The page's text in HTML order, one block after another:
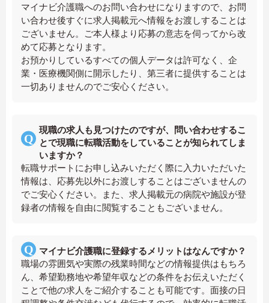
マイナビ介護職へのお問い合わせになりますので、お問
い合わせ後すぐに求人掲載元へ情報をお渡しすることは
ございません。ご本人様より応募の意志を伺ってから改
めて応募となります。
お預かりしているすべての個人データは許可なく、企
業・医療機関側に開示したり、第三者に提供することは
一切ありませんのでご安心ください。
現職の求人も見つけたのですが、問い合わせするこ
とで現職に転職活動をしていることが知られてしま
いますか？
転職サポートにお申し込みいただく際に入力いただいた
情報は、応募先以外にお渡しすることはございませんの
でご安心ください。また、求人掲載元の病院や施設が登
録者の情報を自由に閲覧することもございません。
マイナビ介護職に登録するメリットはなんですか？
職場の雰囲気や実際の残業時間などの情報提供はもちろ
ん、希望勤務地や希望年収などの条件をお伝えいただく
ことで他の求人をご紹介することも可能です。面接の日